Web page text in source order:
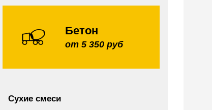
Бетон
от 5 350 руб
Сухие смеси